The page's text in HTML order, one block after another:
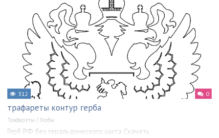
312 0
трафареты контур герба
Трафареты / Гербы
Герб РФ без геральдического щита Скачать